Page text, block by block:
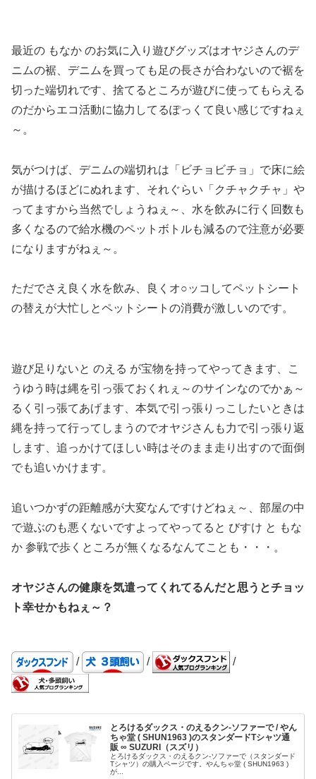
最近の もなか のお気に入り遊びグッズはオヤジさんのデ
ニムの裾、デニムを買っても足の長さが合わないので裾を
切った端切れです、捨てるところが遊びに使ってもらえる
のだからエコ活動に協力してるぽっくて良い感じですねぇ
～。
気がつけば、デニムの端切れは「ビチョビチョ」で床に絵
が描けるほどにぬれます、それぐらい「クチャクチャ」や
ってますから当然でしょうねぇ～、水を飲みに行く回数も
多くなるので給水機のペットボトルも減るので注意が必要
になりますがねぇ～。
ただでさえ良く水を飲み、良くオ○ッコしてペットシート
の替えが大忙しとペットシートの消費が激しいのです。
遊び足りないと のえる が宝物を持ってやってきます、こ
うゆう時は縄を引っ張ておくれぇ～のサインなのでかぁ～
るく引っ張てあげます、本気で引っ張りっこしたいときは
縄を持って行ってしまうのでオヤジさんも力で引っ張り返
します、追っかけてほしい時はそのまま走り出すので面倒
でも追いかけます。
追いつかずの距離感が大変なんですけどねぇ～、部屋の中
で遊ぶのも悪くないですよってやってると びすけ と もな
か 参戦で歩くところが無くなるなんてことも・・・。
オヤジさんの健康を気遣ってくれてるんだと思うとチョッ
ト幸せかもねぇ～？
/ / /
とろけるダックス・のえるクン-ソファーで / やん
ちゃ堂 ( SHUN1963 )のスタンダードTシャツ通
販 ∞ SUZURI（スズリ）
とろけるダックス・のえるクン-ソファーで（スタンダード
Tシャツ）の購入ページです。やんちゃ堂 ( SHUN1963 )
が...